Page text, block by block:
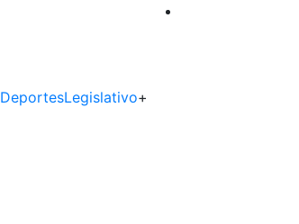
DeportesLegislativo+